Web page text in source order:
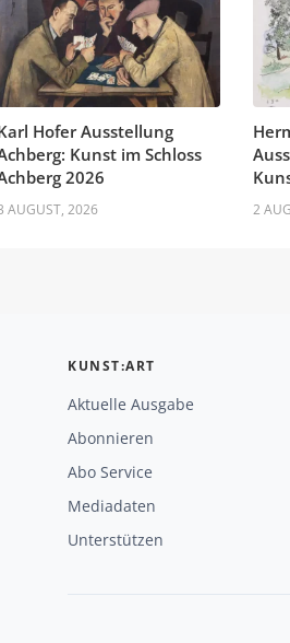
Hofer Ausstellung
Kunst im Schloss
2026
AUGUST, 2026 2
KUNST:ART
Aktuelle Ausgabe
Abonnieren
Abo Service
Mediadaten
Unterstützen